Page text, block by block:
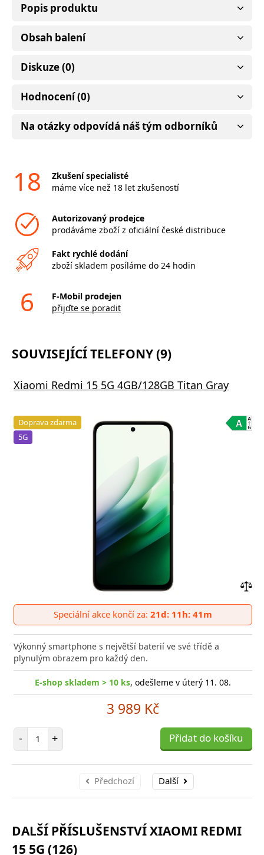
Popis produktu
Obsah balení
Diskuze (0)
Hodnocení (0)
Na otázky odpovídá náš tým odborníků
18
Zkušení specialisté
máme více než 18 let zkušeností
Autorizovaný prodejce
prodáváme zboží z oficiální české distribuce
Fakt rychlé dodání
zboží skladem posíláme do 24 hodin
6
F-Mobil prodejen
přijďte se poradit
SOUVISEJÍCÍ TELEFONY (9)
Xiaomi Redmi 15 5G 4GB/128GB Titan Gray
Doprava zdarma
5G
do
Speciální akce končí za: 21d: 11h: 41m
Výkonný smartphone s největší baterií ve své třídě a
plynulým obrazem pro každý den.
E-shop skladem > 10 ks, odešleme v úterý 11. 08.
3 989 Kč
- Počet položek
+ Přidat do košíku
Předchozí Další
DALŠÍ PŘÍSLUŠENSTVÍ XIAOMI REDMI
15 5G (126)